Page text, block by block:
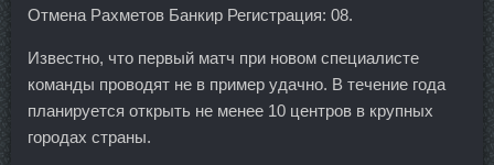
Отмена Рахметов Банкир Регистрация: 08.
Известно, что первый матч при новом специалисте
команды проводят не в пример удачно. В течение года
планируется открыть не менее 10 центров в крупных
городах страны.